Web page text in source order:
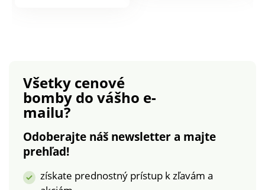
páse plochá vnútorná
guma. Zapínanie na
postranný zips.
Žehlite naruby.
Všetky cenové
bomby do vášho e-
mailu?
Odoberajte náš newsletter a majte
prehľad!
získate prednostný prístup k zľavám a